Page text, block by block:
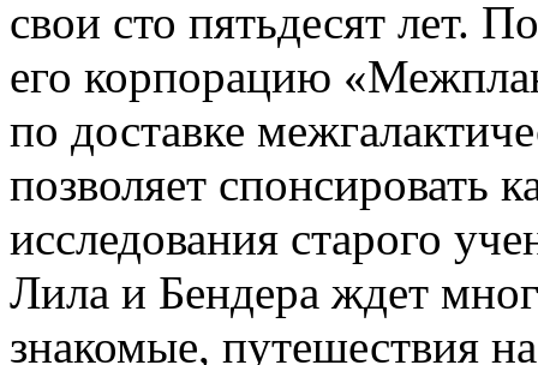
свои сто пятьдесят лет.
его корпорацию
по доставке
позволяет спонсировать
исследования старого
Лила и Бендера ждет
знакомые, путешествия